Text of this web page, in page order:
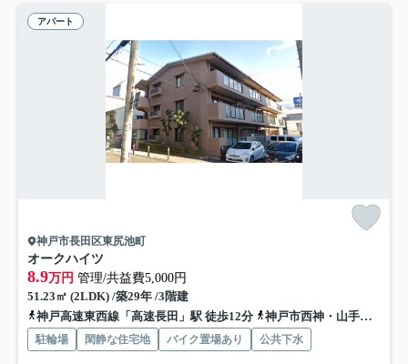
アパート
神戸市長田区東尻池町
オークハイツ
8.9万円 管理/共益費5,000円
51.23㎡ (2LDK) /築29年 /3階建
神戸高速東西線「高速長田」駅 徒歩12分
神戸市西神・山手線「新長田」駅 徒歩15分
駐輪場 閑静な住宅地 バイク置場あり 公共下水